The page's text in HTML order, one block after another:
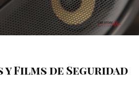
Films de Seguridad